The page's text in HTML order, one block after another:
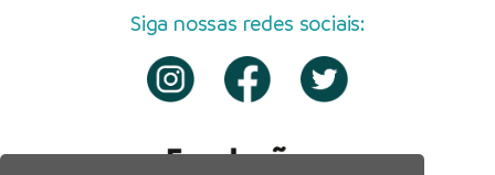
Siga nossas redes sociais: